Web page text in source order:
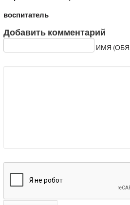
воспитатель
Добавить комментарий
ИМЯ